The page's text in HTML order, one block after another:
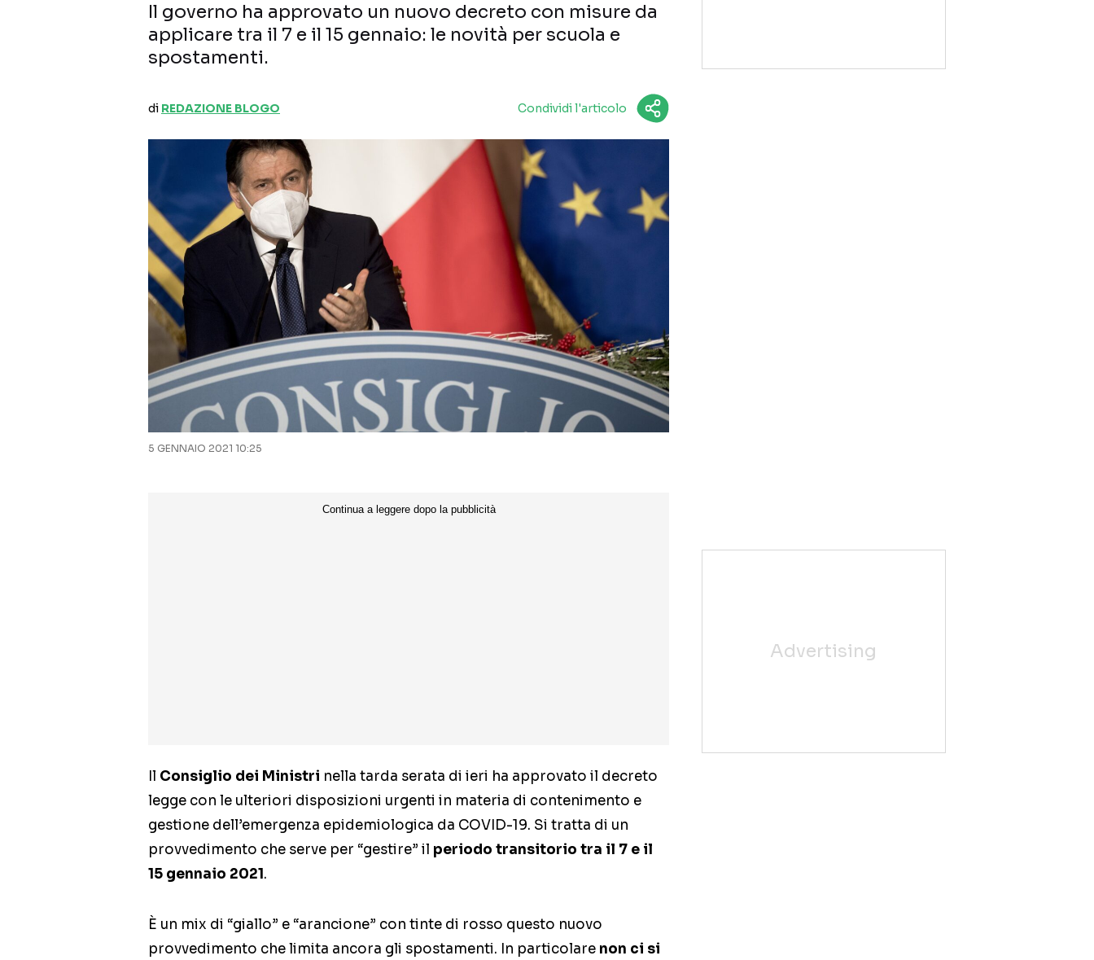
Il governo ha approvato un nuovo decreto con misure da
applicare tra il 7 e il 15 gennaio: le novità per scuola e
spostamenti.
di REDAZIONE BLOGO Condividi l'articolo
5 GENNAIO 2021 10:25
Il Consiglio dei Ministri nella tarda serata di ieri ha approvato il decreto
legge con le ulteriori disposizioni urgenti in materia di contenimento e
gestione dell’emergenza epidemiologica da COVID-19. Si tratta di un
provvedimento che serve per “gestire” il periodo transitorio tra il 7 e il
15 gennaio 2021.
È un mix di “giallo” e “arancione” con tinte di rosso questo nuovo
provvedimento che limita ancora gli spostamenti. In particolare non ci si